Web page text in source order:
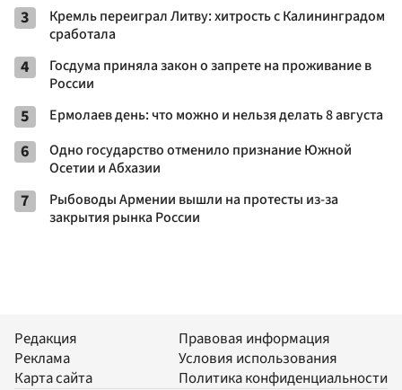
3
Кремль переиграл Литву: хитрость с Калининградом
сработала
4
Госдума приняла закон о запрете на проживание в
России
5 Ермолаев день: что можно и нельзя делать 8 августа
6
Одно государство отменило признание Южной
Осетии и Абхазии
7
Рыбоводы Армении вышли на протесты из-за
закрытия рынка России
Редакция
Реклама
Карта сайта
Правовая информация
Условия использования
Политика конфиденциальности